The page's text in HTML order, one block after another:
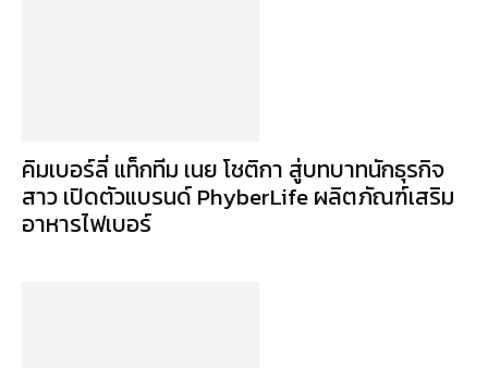
คิมเบอร์ลี่ แท็กทีม เนย โชติกา สู่บทบาทนักธุรกิจ
สาว เปิดตัวแบรนด์ PhyberLife ผลิตภัณฑ์เสริม
อาหารไฟเบอร์